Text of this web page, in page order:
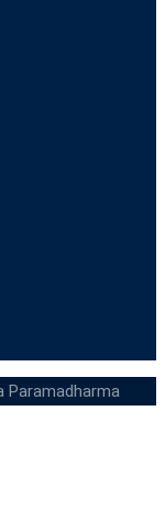
Paramadharma